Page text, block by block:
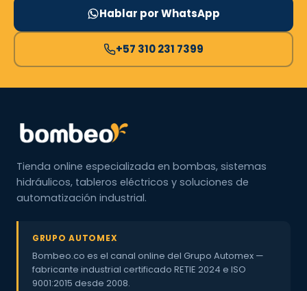
Hablar por WhatsApp
+57 310 231 7399
Tienda online especializada en bombas, sistemas
hidráulicos, tableros eléctricos y soluciones de
automatización industrial.
GRUPO AUTOMEX
Bombeo.co es el canal online del Grupo Automex —
fabricante industrial certificado RETIE 2024 e ISO
9001:2015 desde 2008.